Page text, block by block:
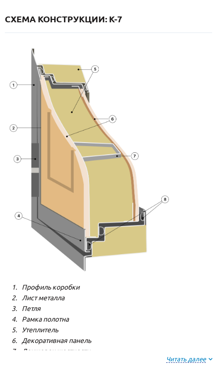
СХЕМА КОНСТРУКЦИИ: K-7
Профиль коробки
Лист металла
Петля
Рамка полотна
Утеплитель
Декоративная панель
Лонжерон жесткости
Читать далее